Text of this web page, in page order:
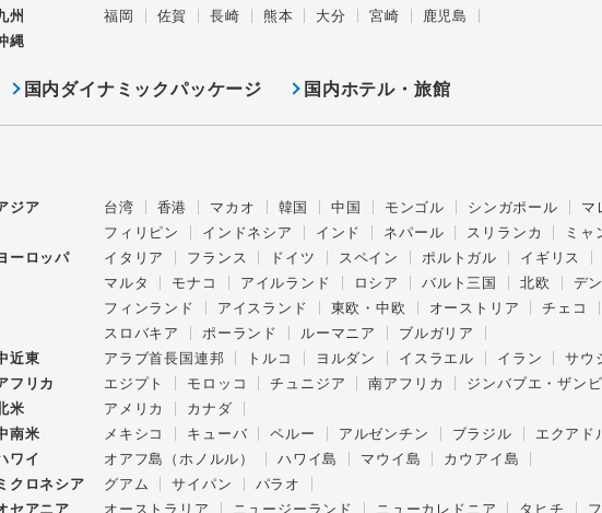
州
福岡 佐賀 長崎 熊本 大分 宮崎
鹿児島
縄
国内ダイナミックパッケージ 国内ホテル・旅館
ジア 台湾 香港 マカオ 韓国 中国 モンゴル シンガポール マ
フィリピン
インドネシア インド ネパール スリランカ ミャ
ーロッパ
イタリア フランス ドイツ スペイン ポルトガル イギリス
マルタ
モナコ アイルランド ロシア バルト三国 北欧 デ
フィンランド
アイスランド 東欧・中欧 オーストリア チェコ
スロバキア
ポーランド ルーマニア
ブルガリア
近東
アラブ首長国連邦 トルコ ヨルダン イスラエル イラン サウ
フリカ
エジプト モロッコ チュニジア 南アフリカ ジンバブエ・ザン
米
アメリカ
カナダ
南米
メキシコ キューバ ペルー アルゼンチン ブラジル エクアド
ワイ
オアフ島（ホノルル） ハワイ島 マウイ島
カウアイ島
クロネシア
グアム サイパン
パラオ
セアニア
オーストラリア ニュージーランド ニューカレドニア タヒチ